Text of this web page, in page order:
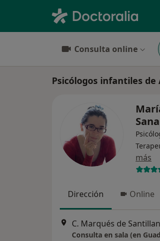
Consulta online
Psicólogos infantiles de
más
Dirección Online
C. Marqués de
Consulta en sala (en